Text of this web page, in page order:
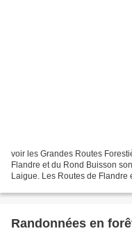
voir les Grandes Routes
Flandre et du Rond Buisson
Laigue. Les Routes de Flandre
Randonnées en